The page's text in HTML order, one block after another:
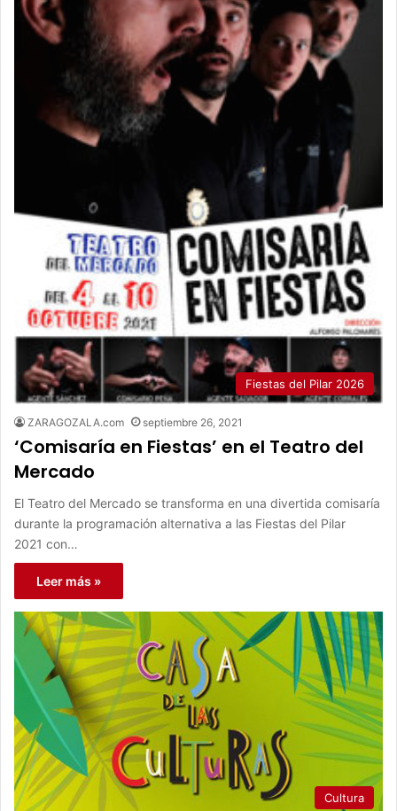
Fiestas del Pilar 2026
ZARAGOZALA.com septiembre 26, 2021
‘Comisaría en Fiestas’ en el Teatro del
Mercado
El Teatro del Mercado se transforma en una divertida comisaría
durante la programación alternativa a las Fiestas del Pilar
2021 con…
Leer más »
Cultura